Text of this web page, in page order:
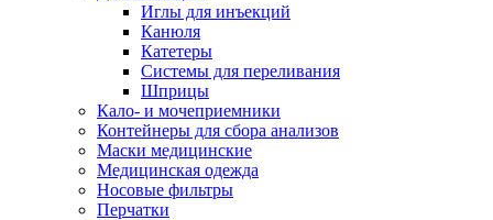
Иглы для инъекций
Канюля
Катетеры
Системы для переливания
Шприцы
Кало- и мочеприемники
Контейнеры для сбора анализов
Маски медицинские
Медицинская одежда
Носовые фильтры
Перчатки